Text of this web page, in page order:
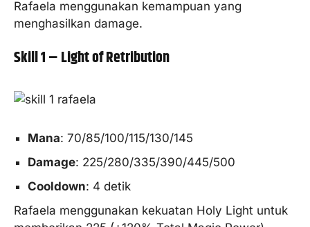
Rafaela menggunakan kemampuan yang
menghasilkan damage.
Skill 1 – Light of Retribution
Mana: 70/85/100/115/130/145
Damage: 225/280/335/390/445/500
Cooldown: 4 detik
Rafaela menggunakan kekuatan Holy Light untuk